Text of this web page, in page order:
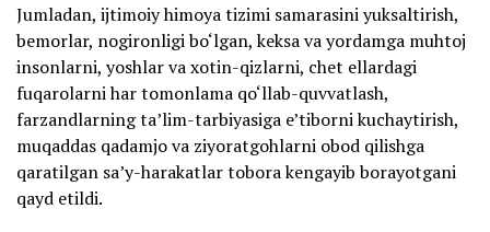
Jumladan, ijtimoiy himoya tizimi samarasini yuksaltirish,
bemorlar, nogironligi bo‘lgan, keksa va yordamga muhtoj
insonlarni, yoshlar va xotin-qizlarni, chet ellardagi
fuqarolarni har tomonlama qo‘llab-quvvatlash,
farzandlarning ta’lim-tarbiyasiga e’tiborni kuchaytirish,
muqaddas qadamjo va ziyoratgohlarni obod qilishga
qaratilgan sa’y-harakatlar tobora kengayib borayotgani
qayd etildi.